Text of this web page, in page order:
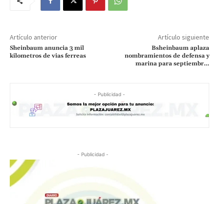
Artículo anterior
Sheinbaum anuncia 3 mil
kilometros de vias ferreas
Artículo siguiente
Bsheinbaum aplaza
nombramientos de defensa y
marina para septiembr…
- Publicidad -
- Publicidad -